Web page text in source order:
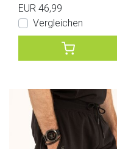
EUR 46,99
Vergleichen